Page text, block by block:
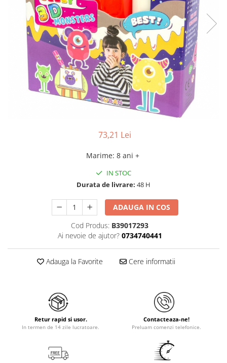
73,21 Lei
Marime: 8 ani +
IN STOC
Durata de livrare: 48 H
ADAUGA IN COS
Cod Produs: B39017293
Ai nevoie de ajutor? 0734740441
Adauga la Favorite Cere informatii
Retur rapid si usor.
In termen de 14 zile lucratoare.
Contacteaza-ne!
Preluam comenzi telefonice.